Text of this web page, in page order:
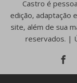
Castro é
edição, adaptação
site, além de sua
reservados. |